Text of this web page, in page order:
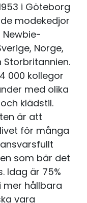
i Göteborg
modekedjor
Norge,
Storbritannien.
000 kollegor
med olika
klädstil.
är att
för många
som bär det
Idag är 75%
hållbara
vara